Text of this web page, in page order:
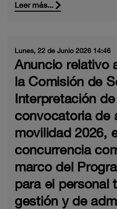
Leer más...
Lunes, 22 de Junio 2026 14:46
Anuncio relativo
la Comisión de
Interpretación
convocatoria de
movilidad 2026,
concurrencia
marco del
para el personal
gestión y de